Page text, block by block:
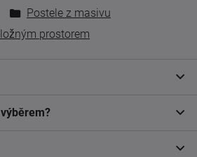
Postele z masivu
prostorem